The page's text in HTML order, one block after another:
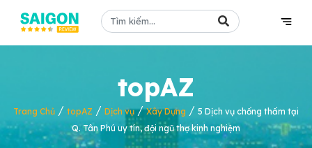
topAZ
Trang Chủ / topAZ / Dịch vụ/Xây Dựng / 5 Dịch vụ chống thấm tại
Q. Tân Phú uy tín, đội ngũ thợ kinh nghiệm